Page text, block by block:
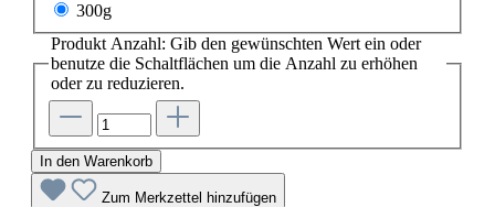
300g
Produkt Anzahl: Gib den gewünschten Wert ein oder
benutze die Schaltflächen um die Anzahl zu erhöhen
oder zu reduzieren.
In den Warenkorb
Zum Merkzettel hinzufügen